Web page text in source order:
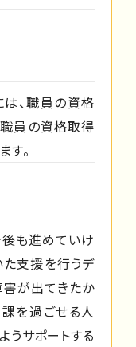
、職員の資格
員の資格取得
す。
も進めていけ
た支援を行うデ
害が出てきたか
を過ごせる人
うサポートする